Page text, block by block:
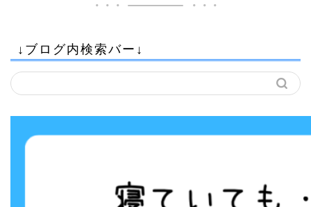
↓ブログ内検索バー↓